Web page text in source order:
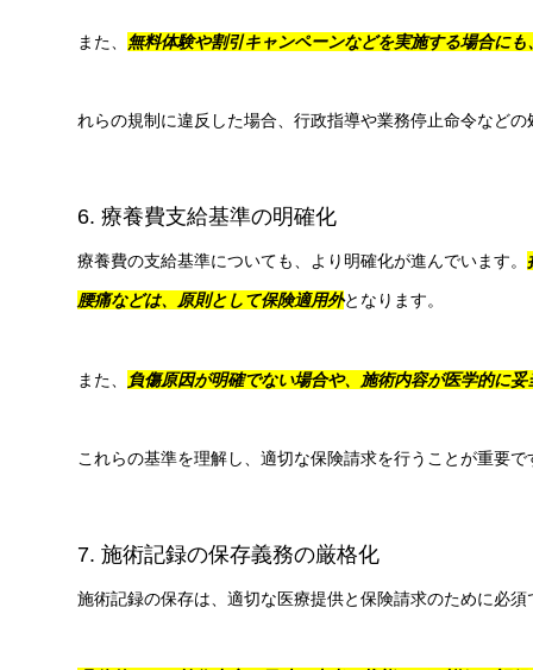
また、 無料体験や割引キャンペーンなどを実施する場合に
れらの規制に違反した場合、行政指導や業務停止命令など
6. 療養費支給基準の明確化
療養費の支給基準についても、より明確化が進んでいます。
腰痛などは、原則として保険適用外となります。
また、 負傷原因が明確でない場合や、施術内容が医学的に
これらの基準を理解し、適切な保険請求を行うことが重要で
7. 施術記録の保存義務の厳格化
施術記録の保存は、適切な医療提供と保険請求のために必